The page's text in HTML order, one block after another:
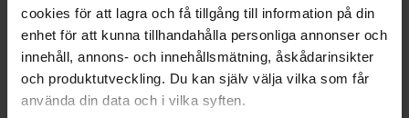
cookies för att lagra och få tillgång till information på din
enhet för att kunna tillhandahålla personliga annonser och
innehåll, annons- och innehållsmätning, åskådarinsikter
och produktutveckling. Du kan själv välja vilka som får
använda din data och i vilka syften.
Nästa steg